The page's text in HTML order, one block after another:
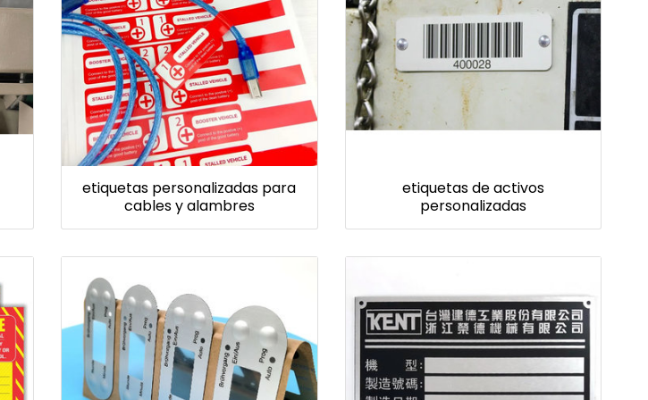
etiquetas personalizadas para
cables y alambres
etiquetas de activos
personalizadas